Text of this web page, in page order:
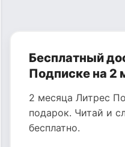
Бесплатный
Подписке на 2
2 месяца Литрес
подарок. Читай и
бесплатно.